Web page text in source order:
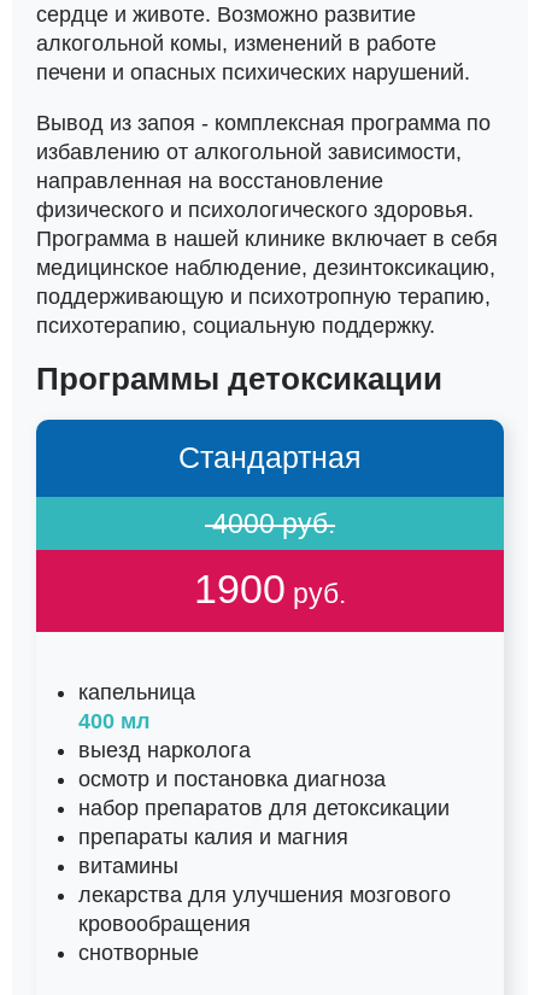
сердце и животе. Возможно развитие
алкогольной комы, изменений в работе
печени и опасных психических нарушений.
Вывод из запоя - комплексная программа по
избавлению от алкогольной зависимости,
направленная на восстановление
физического и психологического здоровья.
Программа в нашей клинике включает в себя
медицинское наблюдение, дезинтоксикацию,
поддерживающую и психотропную терапию,
психотерапию, социальную поддержку.
Программы детоксикации
Стандартная
4000 руб.
1900 руб.
капельница
400 мл
выезд нарколога
осмотр и постановка диагноза
набор препаратов для детоксикации
препараты калия и магния
витамины
лекарства для улучшения мозгового
кровообращения
снотворные